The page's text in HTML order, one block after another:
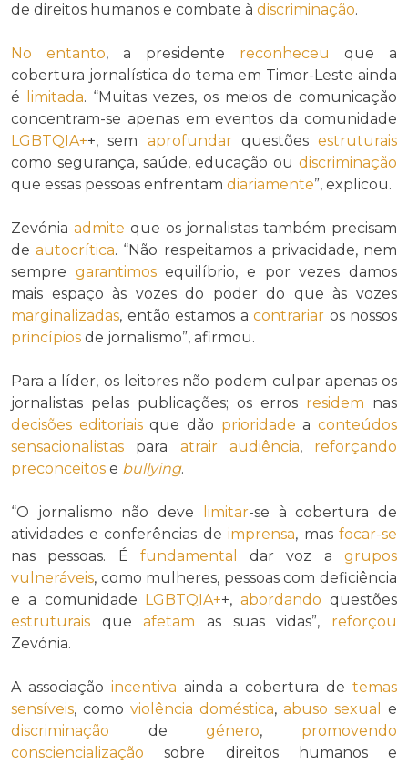
de direitos humanos e combate à discriminação.
No entanto, a presidente reconheceu
que a
cobertura jornalística do tema em Timor-Leste ainda
é
limitada. “Muitas vezes, os meios de comunicação
concentram-se apenas em eventos da comunidade
LGBTQIA++, sem aprofundarquestões estruturais
como segurança, saúde, educação ou discriminação
que essas pessoas enfrentam diariamente”, explicou.
Zevónia admite que os jornalistas também precisam
deautocrítica. “Não respeitamos a privacidade, nem
sempre garantimosequilíbrio, e por vezes damos
mais espaço às vozes do poder do que às vozes
marginalizadas, então estamos a contrariar os nossos
princípios de jornalismo”, afirmou.
Para a líder, os leitores não podem culpar apenas os
jornalistas pelas publicações; os erros residem nas
decisões editoriaisque dão prioridade aconteúdos
sensacionalistas para atrair audiência, reforçando
preconceitos e bullying.
“O jornalismo não deve limitar-se à cobertura de
atividades e conferências de imprensa, mas focar-se
nas pessoas. É fundamental dar voz agrupos
vulneráveis, como mulheres, pessoas com deficiência
e a comunidade
LGBTQIA++,abordando questões
estruturais queafetam as suas vidas”, reforçou
Zevónia.
A associação incentiva ainda a cobertura detemas
sensíveis, como violência doméstica, abuso sexual
e
discriminação degénero, promovendo
consciencialização sobre direitos humanos e